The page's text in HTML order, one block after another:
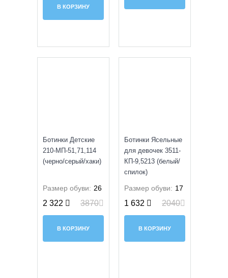
В КОРЗИНУ
Ботинки Детские
210-МП-51,71,114
(черно/серый/хаки)
Размер обуви: 26
2 322 3870
В КОРЗИНУ
Ботинки Ясельные
для девочек 3511-
КП-9,5213 (белый/
спилок)
Размер обуви: 17
1 632 2040
В КОРЗИНУ